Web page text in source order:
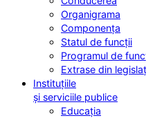
Organigrama
Componența
Statul de funcții
Programul de
Extrase din
Instituțiile
și serviciile publice
Educația